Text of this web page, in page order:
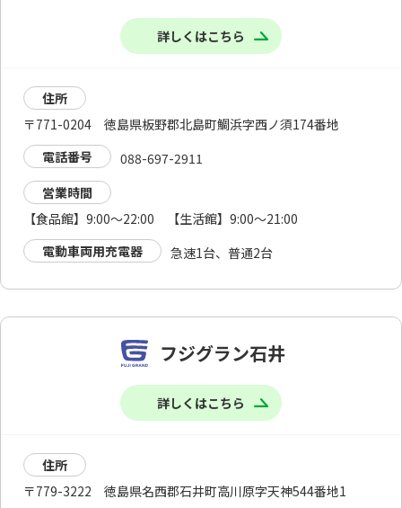
詳しくはこちら
住所
〒771-0204 徳島県板野郡北島町鯛浜字西ノ須174番地
電話番号
088-697-2911
営業時間
【食品館】9:00～22:00 【生活館】9:00～21:00
電動車両用充電器
急速1台、普通2台
フジグラン石井
詳しくはこちら
住所
〒779-3222 徳島県名西郡石井町高川原字天神544番地1